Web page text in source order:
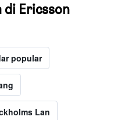
di Ericsson
popular
Lan